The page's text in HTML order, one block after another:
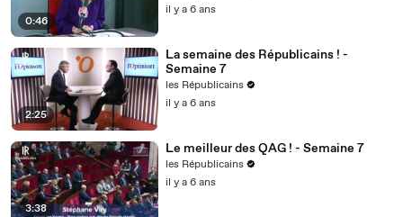
0:46
il y a 6 ans
2:25
La semaine des Républicains ! -
Semaine 7
les Républicains
il y a 6 ans
3:38
Le meilleur des QAG ! - Semaine 7
les Républicains
il y a 6 ans